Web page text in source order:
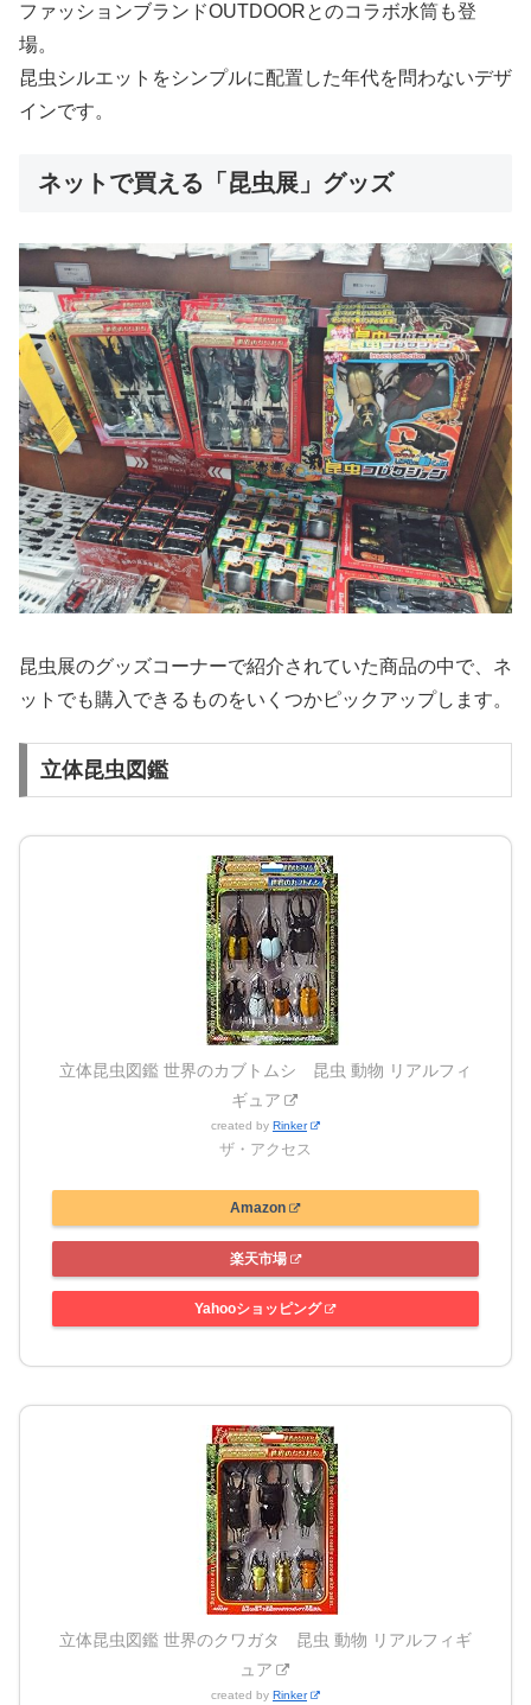
ファッションブランドOUTDOORとのコラボ水筒も登
場。
昆虫シルエットをシンプルに配置した年代を問わないデザ
インです。
ネットで買える「昆虫展」グッズ
昆虫展のグッズコーナーで紹介されていた商品の中で、ネ
ットでも購入できるものをいくつかピックアップします。
立体昆虫図鑑
立体昆虫図鑑 世界のカブトムシ 昆虫 動物 リアルフィ
ギュア
created by Rinker
ザ・アクセス
Amazon
楽天市場
Yahooショッピング
立体昆虫図鑑 世界のクワガタ 昆虫 動物 リアルフィギ
ュア
created by Rinker